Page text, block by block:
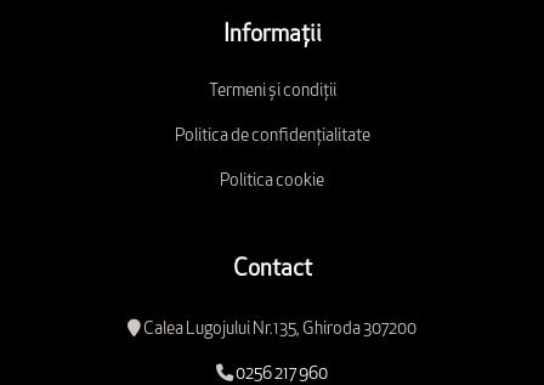
Informații
Termeni și condiții
Politica de confidențialitate
Politica cookie
Contact
Calea Lugojului Nr.135, Ghiroda 307200
0256 217 960